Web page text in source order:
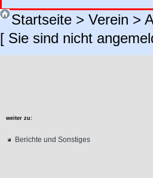
Startseite > Verein >
[ Sie sind nicht
weiter zu:
Berichte und Sonstiges